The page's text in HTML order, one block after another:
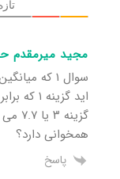
مجید میرمقدم
سوال ۱ که
همخوانی دارد؟
پاسخ